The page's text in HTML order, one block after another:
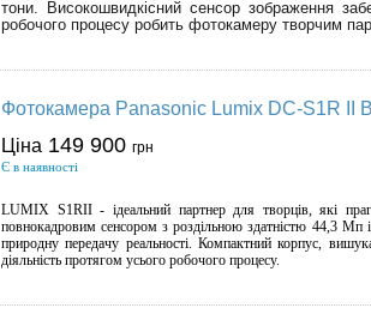
тони. Високошвидкісний сенсор зображення
робочого процесу робить фотокамеру творчим
Фотокамера Panasonic Lumix DC-S1R II
Ціна 149 900 грн
Є в наявності
LUMIX S1RII - ідеальний партнер для творців, які
повнокадровим сенсором з роздільною здатністю 44,3 Мп
природну передачу реальності. Компактний корпус,
діяльність протягом усього робочого процесу.